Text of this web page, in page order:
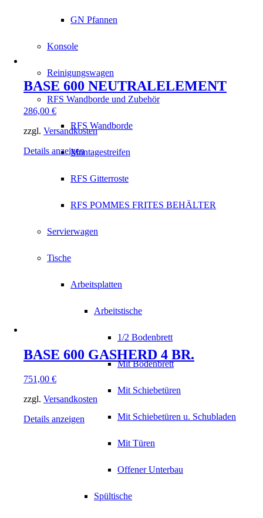
GN Pfannen
Konsole
Reinigungswagen
RFS Wandborde und Zubehör
RFS Wandborde
Montagestreifen
RFS Gitterroste
RFS POMMES FRITES BEHÄLTER
Servierwagen
Tische
Arbeitsplatten
Arbeitstische
1/2 Bodenbrett
Mit Bodenbrett
Mit Schiebetüren
Mit Schiebetüren u. Schubladen
Mit Türen
Offener Unterbau
Spültische
BASE 600 NEUTRALELEMENT
286,00 €
zzgl. Versandkosten
Details anzeigen
BASE 600 GASHERD 4 BR.
751,00 €
zzgl. Versandkosten
Details anzeigen